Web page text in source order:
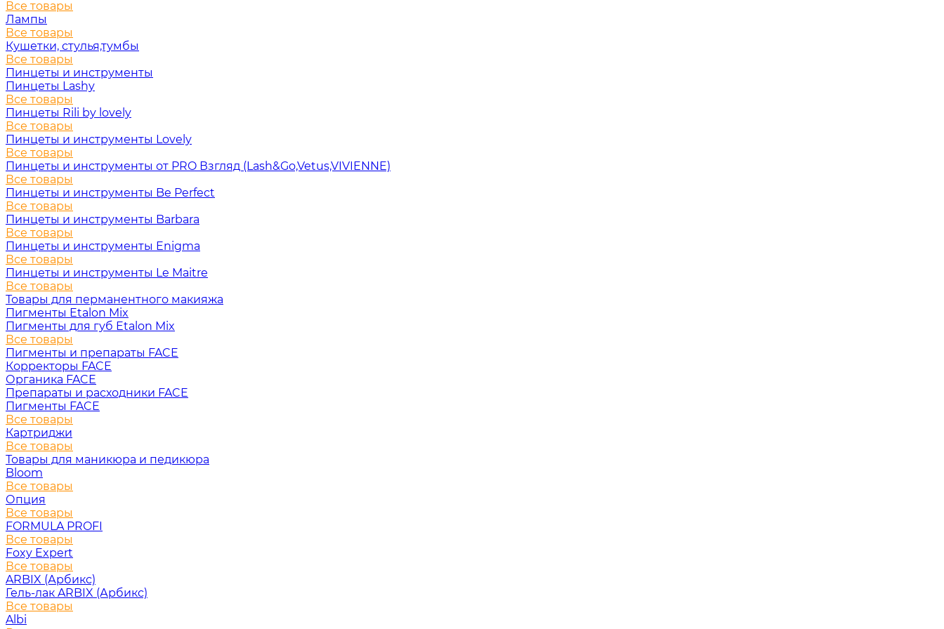
Все товары
Лампы
Все товары
Кушетки, стулья,тумбы
Все товары
Пинцеты и инструменты
Пинцеты Lashy
Все товары
Пинцеты Rili by lovely
Все товары
Пинцеты и инструменты Lovely
Все товары
Пинцеты и инструменты от PRO Взгляд (Lash&Go,Vetus,VIVIENNE)
Все товары
Пинцеты и инструменты Be Perfect
Все товары
Пинцеты и инструменты Barbara
Все товары
Пинцеты и инструменты Enigma
Все товары
Пинцеты и инструменты Le Maitre
Все товары
Товары для перманентного макияжа
Пигменты Etalon Mix
Пигменты для губ Etalon Mix
Все товары
Пигменты и препараты FACE
Корректоры FACE
Органика FACE
Препараты и расходники FACE
Пигменты FACE
Все товары
Картриджи
Все товары
Товары для маникюра и педикюра
Bloom
Все товары
Опция
Все товары
FORMULA PROFI
Все товары
Foxy Expert
Все товары
ARBIX (Арбикс)
Гель-лак ARBIX (Арбикс)
Все товары
Albi